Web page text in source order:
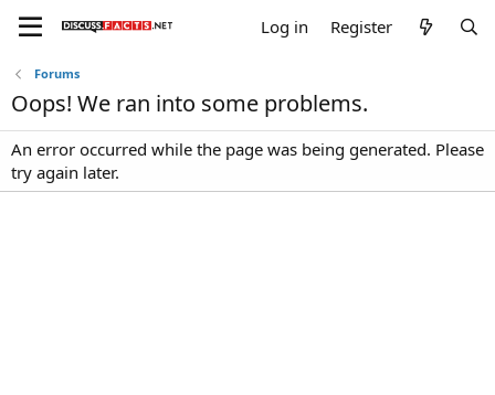
Log in Register
Forums
Oops! We ran into some problems.
An error occurred while the page was being generated. Please
try again later.